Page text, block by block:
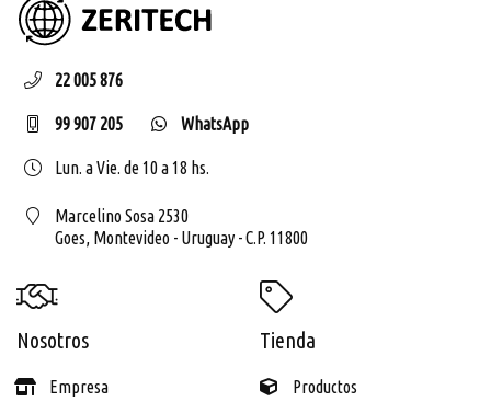
22 005 876
99 907 205 WhatsApp
Lun. a Vie. de 10 a 18 hs.
Marcelino Sosa 2530
Goes, Montevideo - Uruguay - C.P. 11800
Nosotros
Empresa
Tienda
Productos